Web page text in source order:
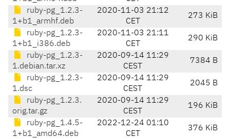
ruby-pg_1.2.3-
1+b1_armhf.deb
2020-11-03 21:12
CET
273 KiB
ruby-pg_1.2.3-
1+b1_i386.deb
2020-11-03 21:11
CET
290 KiB
ruby-pg_1.2.3-
1.debian.tar.xz
2020-09-14 11:29
CEST
7384 B
ruby-pg_1.2.3-
1.dsc
2020-09-14 11:29
CEST
2045 B
ruby-pg_1.2.3.
orig.tar.gz
2020-09-14 11:29
CEST
196 KiB
ruby-pg_1.4.5-
1+b1_amd64.deb
2022-12-24 01:10
CET
376 KiB